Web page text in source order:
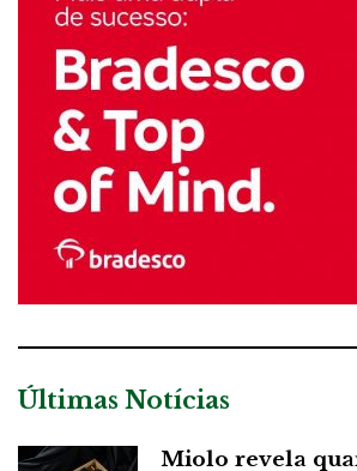
Últimas Notícias
Miolo revela